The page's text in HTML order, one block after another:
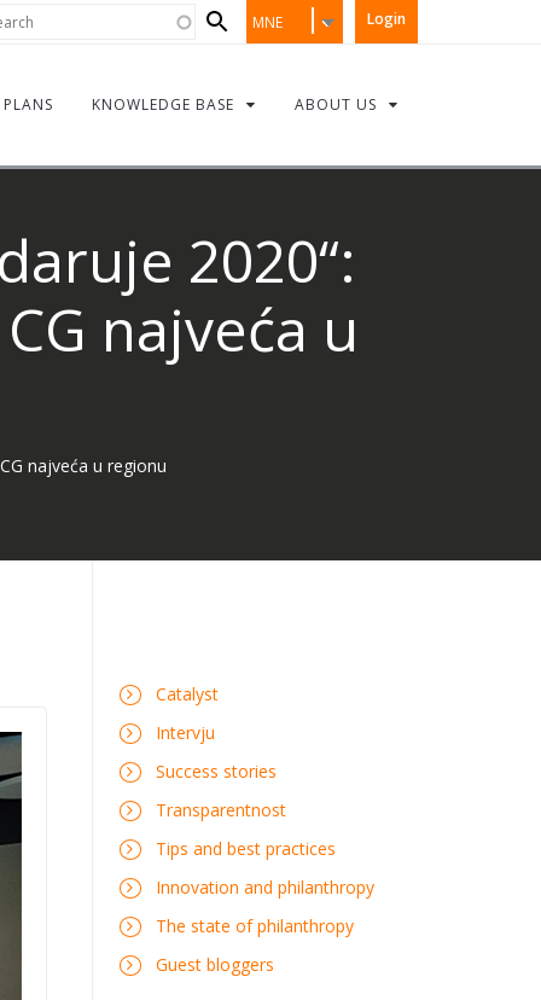
Login
MNE
form
PLANS KNOWLEDGE BASE ABOUT US
2020“:
najveća u
najveća u regionu
Catalyst
Intervju
Success stories
Transparentnost
Tips and best practices
Innovation and philanthropy
The state of philanthropy
Guest bloggers